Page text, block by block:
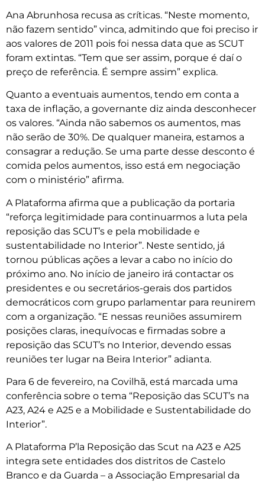
Ana Abrunhosa recusa as críticas. “Neste momento,
não fazem sentido” vinca, admitindo que foi preciso ir
aos valores de 2011 pois foi nessa data que as SCUT
foram extintas. “Tem que ser assim, porque é daí o
preço de referência. É sempre assim” explica.
Quanto a eventuais aumentos, tendo em conta a
taxa de inflação, a governante diz ainda desconhecer
os valores. “Ainda não sabemos os aumentos, mas
não serão de 30%. De qualquer maneira, estamos a
consagrar a redução. Se uma parte desse desconto é
comida pelos aumentos, isso está em negociação
com o ministério” afirma.
A Plataforma afirma que a publicação da portaria
“reforça legitimidade para continuarmos a luta pela
reposição das SCUT’s e pela mobilidade e
sustentabilidade no Interior”. Neste sentido, já
tornou públicas ações a levar a cabo no início do
próximo ano. No início de janeiro irá contactar os
presidentes e ou secretários-gerais dos partidos
democráticos com grupo parlamentar para reunirem
com a organização. “E nessas reuniões assumirem
posições claras, inequívocas e firmadas sobre a
reposição das SCUT’s no Interior, devendo essas
reuniões ter lugar na Beira Interior” adianta.
Para 6 de fevereiro, na Covilhã, está marcada uma
conferência sobre o tema “Reposição das SCUT’s na
A23, A24 e A25 e a Mobilidade e Sustentabilidade do
Interior”.
A Plataforma P’la Reposição das Scut na A23 e A25
integra sete entidades dos distritos de Castelo
Branco e da Guarda – a Associação Empresarial da